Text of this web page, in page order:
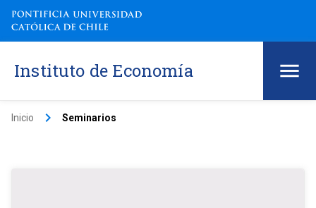
Instituto de Economía
Inicio keyboard_arrow_right Seminarios